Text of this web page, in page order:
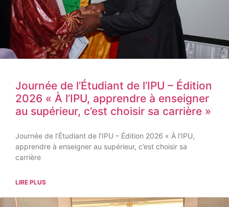
Journée de l’Étudiant de l’IPU – Édition
2026 « À l’IPU, apprendre à enseigner
au supérieur, c’est choisir sa carrière »
Journée de l’Étudiant de l’IPU – Édition 2026 « À l’IPU,
apprendre à enseigner au supérieur, c’est choisir sa
carrière
LIRE PLUS